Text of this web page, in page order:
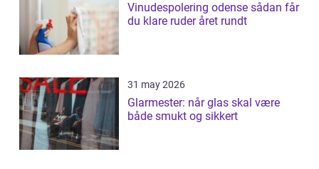
Vinudespolering odense sådan får
du klare ruder året rundt
31 may 2026
Glarmester: når glas skal være
både smukt og sikkert